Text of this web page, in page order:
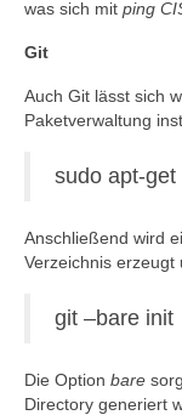
was sich mit ping
Git
Auch Git lässt sich
Paketverwaltung
sudo apt-get
Anschließend wird
Verzeichnis
git –bare init
Die Option bare
Directory generiert